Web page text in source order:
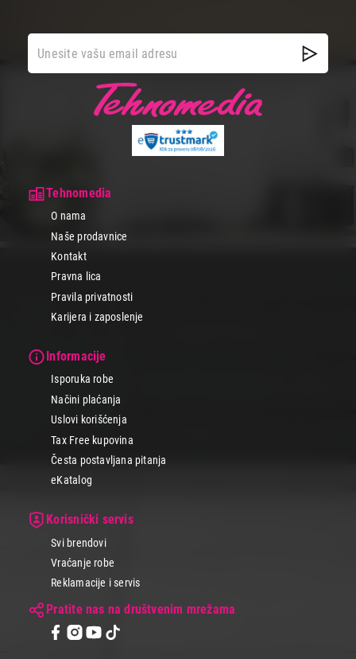
Tehnomedia
O nama
Naše prodavnice
Kontakt
Pravna lica
Pravila privatnosti
Karijera i zaposlenje
Informacije
Isporuka robe
Načini plaćanja
Uslovi korišćenja
Tax Free kupovina
Česta postavljana pitanja
eKatalog
Korisnički servis
Svi brendovi
Vraćanje robe
Reklamacije i servis
Pratite nas na društvenim mrežama